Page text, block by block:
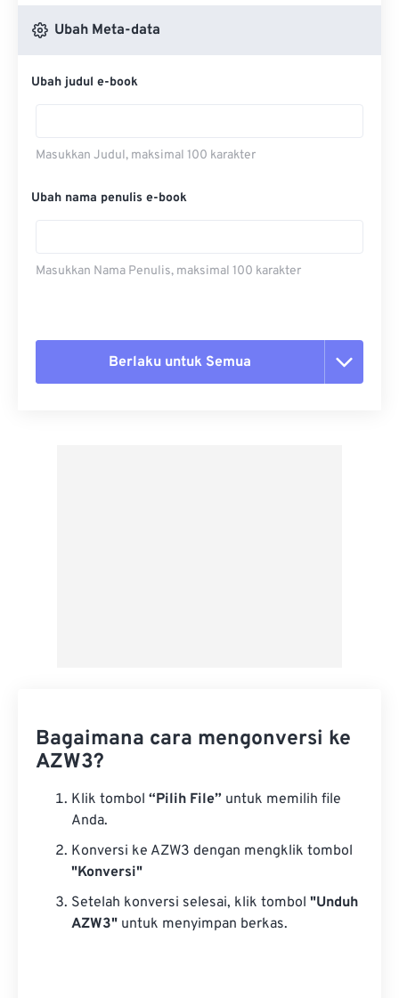
Ubah Meta-data
Ubah judul e-book
Masukkan Judul, maksimal 100 karakter
Ubah nama penulis e-book
Masukkan Nama Penulis, maksimal 100 karakter
Berlaku untuk Semua
Bagaimana cara mengonversi ke
AZW3?
Klik tombol “Pilih File” untuk memilih file
Anda.
Konversi ke AZW3 dengan mengklik tombol
"Konversi"
Setelah konversi selesai, klik tombol "Unduh
AZW3" untuk menyimpan berkas.